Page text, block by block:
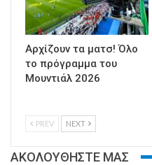
Αρχίζουν τα ματσ! Όλο
το πρόγραμμα του
Μουντιάλ 2026
PREV NEXT
ΑΚΟΛΟΥΘΗΣΤΕ ΜΑΣ